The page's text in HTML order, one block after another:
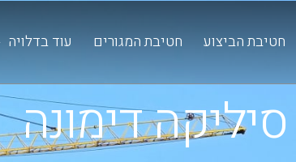
חטיבת הביצוע חטיבת המגורים עוד בדלויה
סיליקה דימונה